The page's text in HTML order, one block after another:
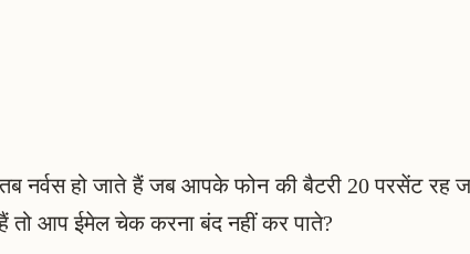
हो जाते हैं जब आपके फोन की बैटरी 20 परसेंट रह
तो आप ईमेल चेक करना बंद नहीं कर पाते?